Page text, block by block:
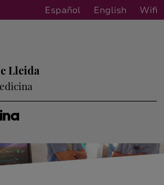
Español English Wifi
Lleida